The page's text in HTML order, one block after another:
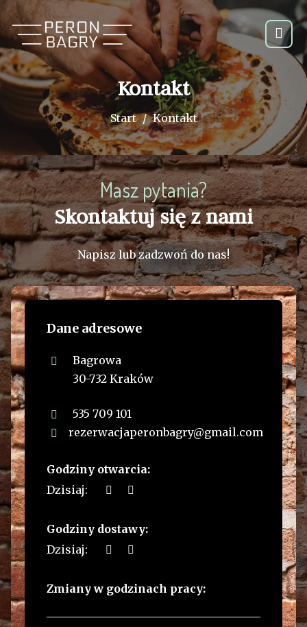
Kontakt
Start Kontakt
Masz pytania?
Skontaktuj się z nami
Napisz lub zadzwoń do nas!
Dane adresowe
Bagrowa
30-732 Kraków
535 709 101
rezerwacjaperonbagry@gmail.com
Godziny otwarcia:
Dzisiaj:
Godziny dostawy:
Dzisiaj:
Zmiany w godzinach pracy: